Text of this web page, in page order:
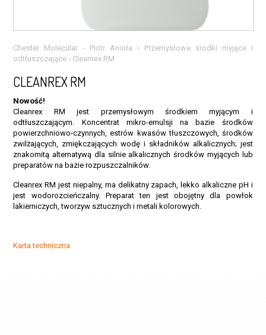
Chester Molecular - Piotr Anioła › Przemysłowe środki myjące i
odtłuszczające › Cleanrex RM
CLEANREX RM
Nowość!
Cleanrex RM jest przemysłowym środkiem myjącym i
odtłuszczającym. Koncentrat mikro-emulsji na bazie środków
powierzchniowo-czynnych, estrów kwasów tłuszczowych, środków
zwilżających, zmiękczających wodę i składników alkalicznych; jest
znakomitą alternatywą dla silnie alkalicznych środków myjących lub
preparatów na bazie rozpuszczalników.
Cleanrex RM jest niepalny, ma delikatny zapach, lekko alkaliczne pH i
jest wodorozcieńczalny. Preparat ten jest obojętny dla powłok
lakierniczych, tworzyw sztucznych i metali kolorowych.
Karta techniczna